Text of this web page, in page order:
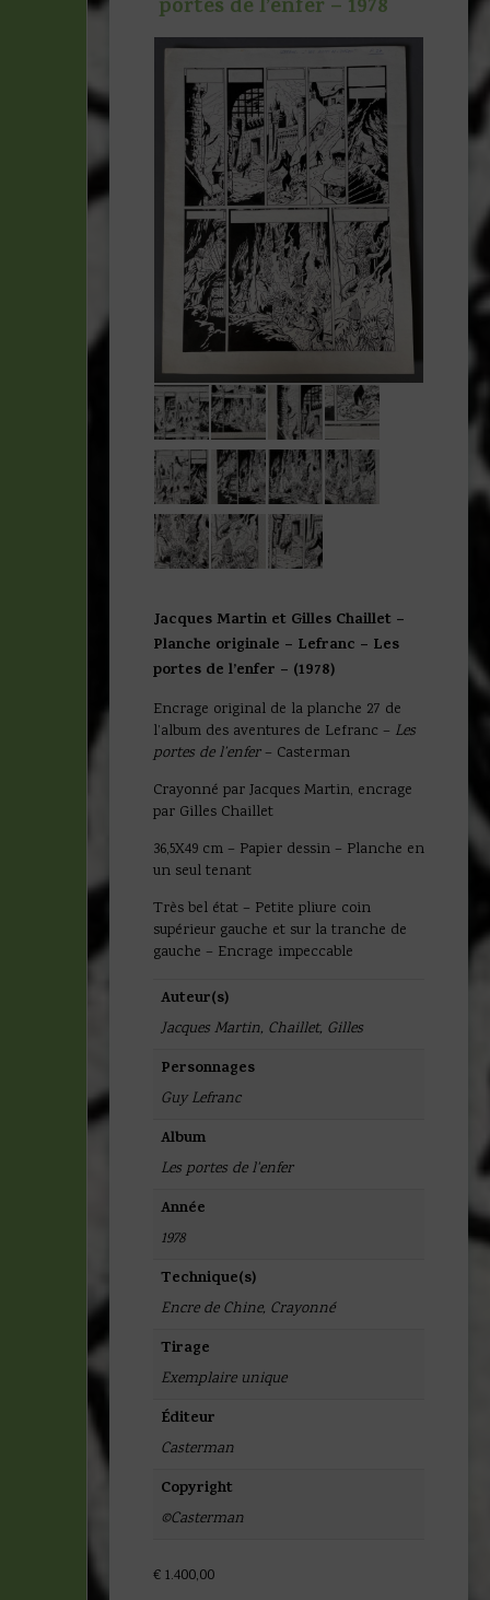
portes de l’enfer – 1978
Jacques Martin et Gilles Chaillet –
Planche originale – Lefranc – Les
portes de l’enfer – (1978)
Encrage original de la planche 27 de
l’album des aventures de Lefranc – Les
portes de l’enfer– Casterman
Crayonné par Jacques Martin, encrage
par Gilles Chaillet
36,5X49 cm – Papier dessin – Planche en
un seul tenant
Très bel état – Petite pliure coin
supérieur gauche et sur la tranche de
gauche – Encrage impeccable
Auteur(s)
Jacques Martin, Chaillet, Gilles
Personnages
Guy Lefranc
Album
Les portes de l'enfer
Année
1978
Technique(s)
Encre de Chine, Crayonné
Tirage
Exemplaire unique
Éditeur
Casterman
Copyright
©Casterman
€ 1.400,00